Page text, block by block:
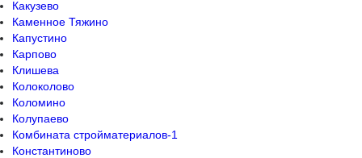
Какузево
Каменное Тяжино
Капустино
Карпово
Клишева
Колоколово
Коломино
Колупаево
Комбината стройматериалов-1
Константиново